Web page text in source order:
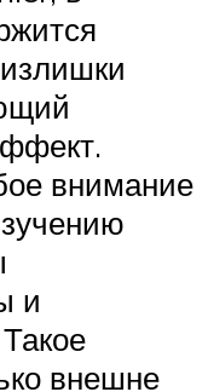
внимание
и
внешне